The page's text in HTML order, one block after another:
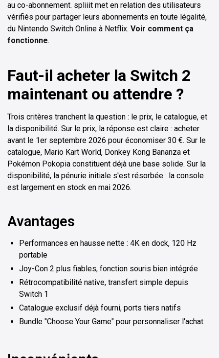
au co-abonnement. spliiit met en relation des utilisateurs
vérifiés pour partager leurs abonnements en toute légalité,
du Nintendo Switch Online à Netflix. Voir comment ça
fonctionne.
Faut-il acheter la Switch 2
maintenant ou attendre ?
Trois critères tranchent la question : le prix, le catalogue, et
la disponibilité. Sur le prix, la réponse est claire : acheter
avant le 1er septembre 2026 pour économiser 30 €. Sur le
catalogue, Mario Kart World, Donkey Kong Bananza et
Pokémon Pokopia constituent déjà une base solide. Sur la
disponibilité, la pénurie initiale s'est résorbée : la console
est largement en stock en mai 2026.
Avantages
Performances en hausse nette : 4K en dock, 120 Hz
portable
Joy-Con 2 plus fiables, fonction souris bien intégrée
Rétrocompatibilité native, transfert simple depuis
Switch 1
Catalogue exclusif déjà fourni, ports tiers natifs
Bundle "Choose Your Game" pour personnaliser l'achat